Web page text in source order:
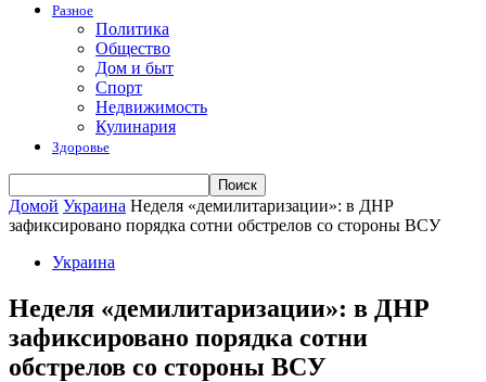
Разное
Политика
Общество
Дом и быт
Спорт
Недвижимость
Кулинария
Здоровье
Домой Украина Неделя «демилитаризации»: в ДНР
зафиксировано порядка сотни обстрелов со стороны ВСУ
Украина
Неделя «демилитаризации»: в ДНР
зафиксировано порядка сотни
обстрелов со стороны ВСУ